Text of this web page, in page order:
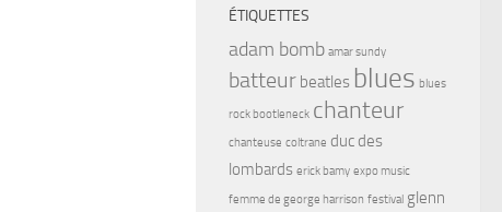
ÉTIQUETTES
adam bomb amar sundy
batteur beatles blues blues
rock bootleneck chanteur
chanteuse coltrane duc des
lombards erick bamy expo music
femme de george harrison festival glenn